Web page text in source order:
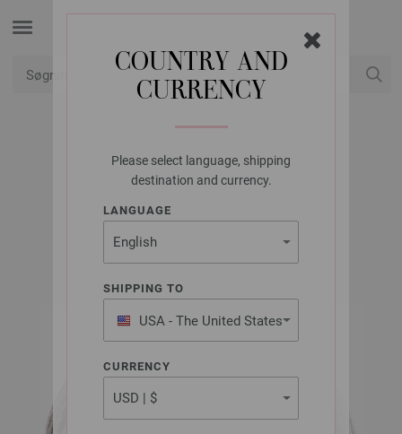
COUNTRY AND
CURRENCY
Please select language, shipping
destination and currency.
LANGUAGE
SHIPPING TO
USA - The United States
of America
CURRENCY
LANA GROSSA
GOMITOLO GALA